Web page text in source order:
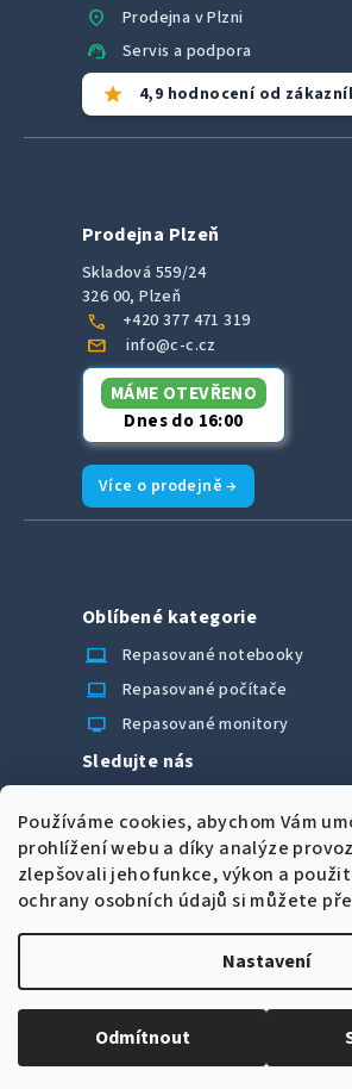
Používáme cookies, abychom Vám
prohlížení webu a díky analýze
zlepšovali jeho funkce, výkon a
ochrany osobních údajů si můžete
Nastavení
Odmítnout
location_on Prodejna v Plzni
support_agent Servis a podpora
star 4,9 hodnocení od
Prodejna Plzeň
Skladová 559/24
326 00, Plzeň
call +420 377 471 319
mail info@c-c.cz
MÁME OTEVŘENO
Dnes do 16:00
Více o prodejně →
Oblíbené kategorie
laptop_chromebook
Repasované notebooky
computer Repasované počítače
monitor Repasované monitory
Sledujte nás
Možnosti úhrady
Upravit
Vytvořil Shoptet